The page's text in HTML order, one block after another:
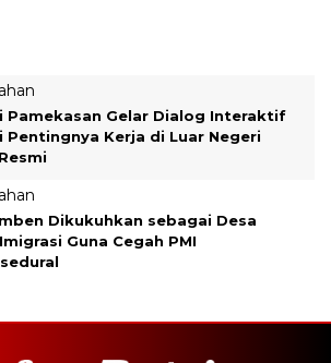
Pamekasan Gelar Dialog Interaktif
Pentingnya Kerja di Luar Negeri
Dikukuhkan sebagai Desa
Guna Cegah PMI